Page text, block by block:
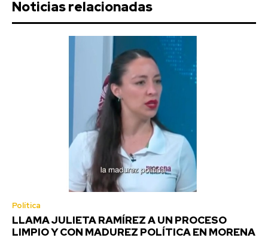
Noticias relacionadas
Política
LLAMA JULIETA RAMÍREZ A UN PROCESO
LIMPIO Y CON MADUREZ POLÍTICA EN MORENA